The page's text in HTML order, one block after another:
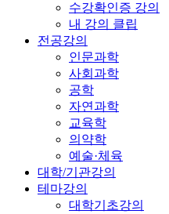
수강확인증 강의
내 강의 클립
전공강의
인문과학
사회과학
공학
자연과학
교육학
의약학
예술·체육
대학/기관강의
테마강의
대학기초강의